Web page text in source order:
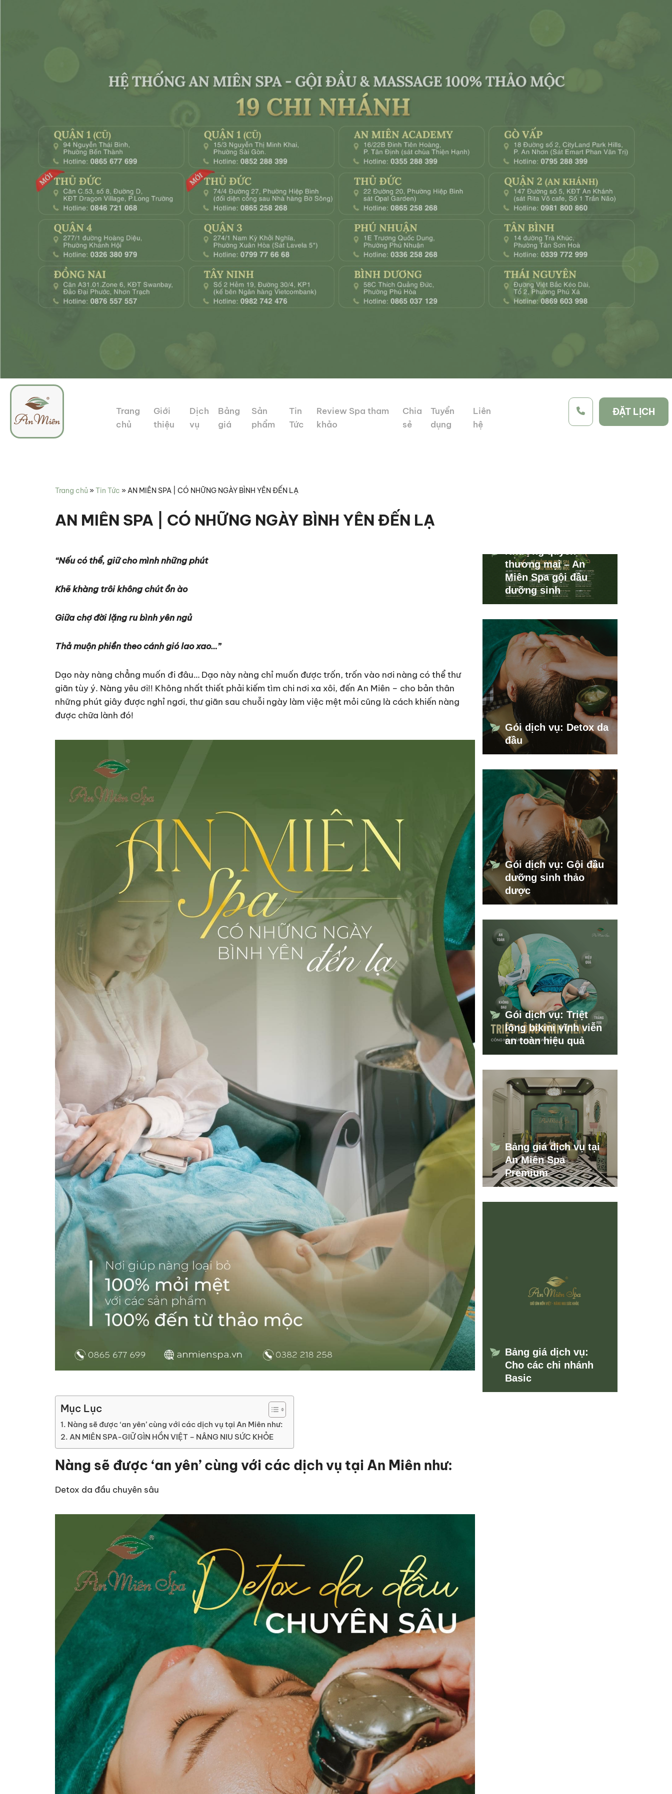
Trang
chủ
Giới
thiệu
Dịch
vụ
Bảng
giá
Sản
phẩm
Tin
Tức
Review Spa tham
khảo
Chia
sẻ
Tuyển
dụng
Liên
hệ
ĐẶT LỊCH
Trang chủ »Tin Tức »AN MIÊN SPA | CÓ NHỮNG NGÀY BÌNH YÊN ĐẾN LẠ
AN MIÊN SPA | CÓ NHỮNG NGÀY BÌNH YÊN ĐẾN LẠ
“Nếu có thể, giữ cho mình những phút
Khẽ khàng trôi không chút ồn ào
Giữa chợ đời lặng ru bình yên ngủ
Thả muộn phiền theo cánh gió lao xao…”
Dạo này nàng chẳng muốn đi đâu… Dạo này nàng chỉ muốn được trốn, trốn vào nơi nàng có thể thư
giãn tùy ý. Nàng yêu ơi!! Không nhất thiết phải kiếm tìm chi nơi xa xôi, đến An Miên – cho bản thân
những phút giây được nghỉ ngơi, thư giãn sau chuỗi ngày làm việc mệt mỏi cũng là cách khiến nàng
được chữa lành đó!
Mục Lục
Nàng sẽ được ‘an yên’ cùng với các dịch vụ tại An Miên như:
AN MIÊN SPA-GIỮ GÌN HỒN VIỆT – NÂNG NIU SỨC KHỎE
Nàng sẽ được ‘an yên’ cùng với các dịch vụ tại An Miên như:
Detox da đầu chuyên sâu
thương mại – An
Miên Spa gội đầu
dưỡng sinh
Gói dịch vụ: Detox da
đầu
Gói dịch vụ: Gội đầu
dưỡng sinh thảo
dược
Gói dịch vụ: Triệt
lông bikini vĩnh viễn
an toàn hiệu quả
Bảng giá dịch vụ tại
An Miên Spa
Premium
Bảng giá dịch vụ:
Cho các chi nhánh
Basic